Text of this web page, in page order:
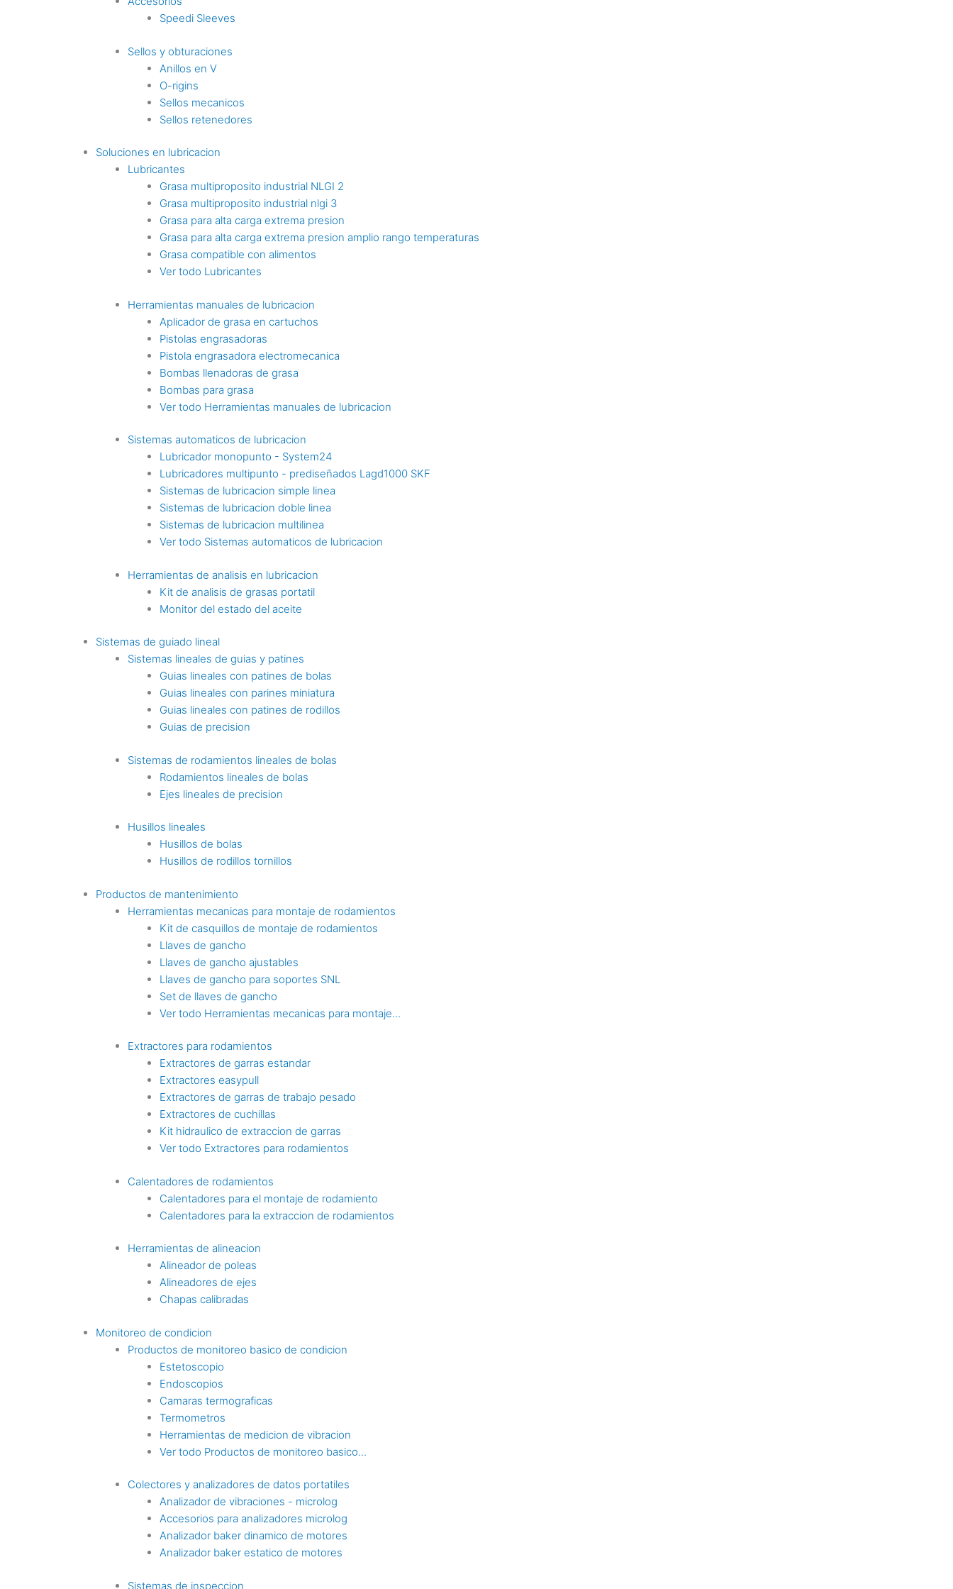
Speedi Sleeves
Sellos y obturaciones
Anillos en V
O-rigins
Sellos mecanicos
Sellos retenedores
Soluciones en lubricacion
Lubricantes
Grasa multiproposito industrial NLGI 2
Grasa multiproposito industrial nlgi 3
Grasa para alta carga extrema presion
Grasa para alta carga extrema presion amplio rango temperaturas
Grasa compatible con alimentos
Ver todo Lubricantes
Herramientas manuales de lubricacion
Aplicador de grasa en cartuchos
Pistolas engrasadoras
Pistola engrasadora electromecanica
Bombas llenadoras de grasa
Bombas para grasa
Ver todo Herramientas manuales de lubricacion
Sistemas automaticos de lubricacion
Lubricador monopunto - System24
Lubricadores multipunto - prediseñados Lagd1000 SKF
Sistemas de lubricacion simple linea
Sistemas de lubricacion doble linea
Sistemas de lubricacion multilinea
Ver todo Sistemas automaticos de lubricacion
Herramientas de analisis en lubricacion
Kit de analisis de grasas portatil
Monitor del estado del aceite
Sistemas de guiado lineal
Sistemas lineales de guias y patines
Guias lineales con patines de bolas
Guias lineales con parines miniatura
Guias lineales con patines de rodillos
Guias de precision
Sistemas de rodamientos lineales de bolas
Rodamientos lineales de bolas
Ejes lineales de precision
Husillos lineales
Husillos de bolas
Husillos de rodillos tornillos
Productos de mantenimiento
Herramientas mecanicas para montaje de rodamientos
Kit de casquillos de montaje de rodamientos
Llaves de gancho
Llaves de gancho ajustables
Llaves de gancho para soportes SNL
Set de llaves de gancho
Ver todo Herramientas mecanicas para montaje...
Extractores para rodamientos
Extractores de garras estandar
Extractores easypull
Extractores de garras de trabajo pesado
Extractores de cuchillas
Kit hidraulico de extraccion de garras
Ver todo Extractores para rodamientos
Calentadores de rodamientos
Calentadores para el montaje de rodamiento
Calentadores para la extraccion de rodamientos
Herramientas de alineacion
Alineador de poleas
Alineadores de ejes
Chapas calibradas
Monitoreo de condicion
Productos de monitoreo basico de condicion
Estetoscopio
Endoscopios
Camaras termograficas
Termometros
Herramientas de medicion de vibracion
Ver todo Productos de monitoreo basico...
Colectores y analizadores de datos portatiles
Analizador de vibraciones - microlog
Accesorios para analizadores microlog
Analizador baker dinamico de motores
Analizador baker estatico de motores
Sistemas de inspeccion